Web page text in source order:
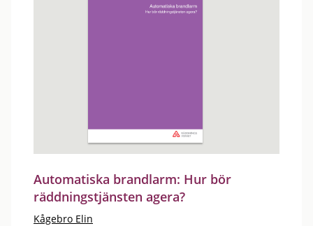
Automatiska brandlarm: Hur bör
räddningstjänsten agera?
Kågebro Elin